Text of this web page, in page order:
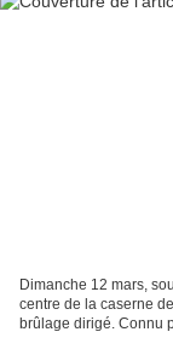
Dimanche 12 mars,
centre de la caserne
brûlage dirigé. Connu